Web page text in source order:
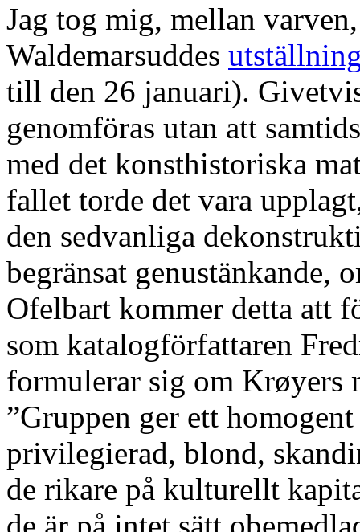
Jag tog mig, mellan
Waldemarsuddes
till den 26 januari).
genomföras utan att
med det konsthistoriska
fallet torde det vara
den sedvanliga
begränsat genustänkande,
Ofelbart kommer detta att
som katalogförfattaren
formulerar sig om Krøyers
”Gruppen ger ett
privilegierad, blond,
de rikare på kulturellt
de är på intet sätt